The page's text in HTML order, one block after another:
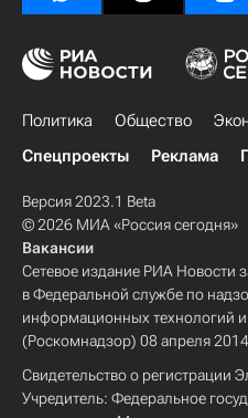
Политика Общество
Спецпроекты
Реклама
Версия 2023.1 Beta
© 2026 МИА «Россия сегодня»
Вакансии
Сетевое издание РИА Новости
в Федеральной службе по
информационных технологий
(Роскомнадзор) 08 апреля
Свидетельство о
Учредитель: Федеральное